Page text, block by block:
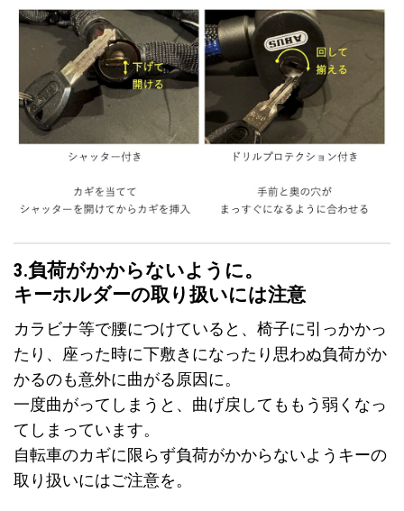
3.負荷がかからないように。
キーホルダーの取り扱いには注意
カラビナ等で腰につけていると、椅子に引っかかっ
たり、座った時に下敷きになったり思わぬ負荷がか
かるのも意外に曲がる原因に。
一度曲がってしまうと、曲げ戻してももう弱くなっ
てしまっています。
自転車のカギに限らず負荷がかからないようキーの
取り扱いにはご注意を。